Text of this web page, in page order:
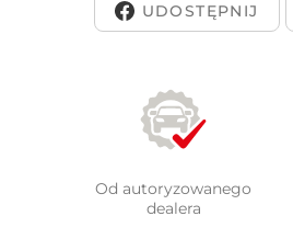
UDOSTĘPNIJ
Od autoryzowanego
dealera